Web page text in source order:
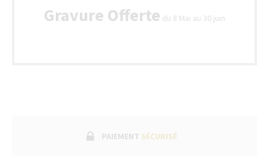
Gravure Offerte du 8 Mai au 30 juin
PAIEMENT SÉCURISÉ